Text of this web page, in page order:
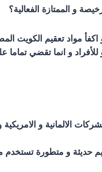
و الممتازة الفعالية؟
مواد تعقيم الكويت
للأفراد و انما تقضي
الالمانية و الامريكية
حديثة و متطورة